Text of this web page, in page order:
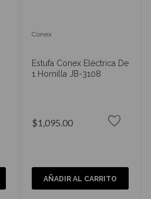
Conex
Estufa Conex Eléctrica De
1 Hornilla JB-3108
$1,095.00
AÑADIR AL CARRITO